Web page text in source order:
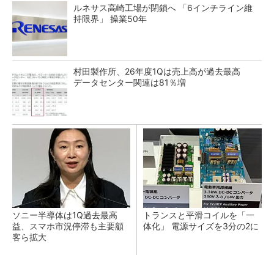
ルネサス高崎工場が閉鎖へ 「6インチライン維
持限界」 操業50年
村田製作所、26年度1Qは売上高が過去最高
データセンター関連は81％増
ソニー半導体は1Q過去最高
益、スマホ市況停滞も主要顧
客ら拡大
トランスと平滑コイルを「一
体化」 電源サイズを3分の2に